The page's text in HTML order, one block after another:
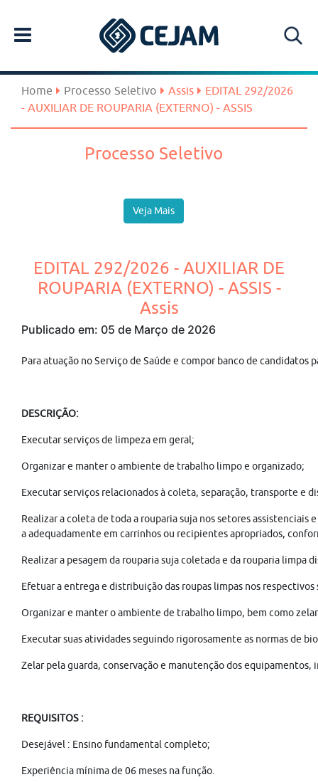
Home Processo Seletivo Assis
EDITAL 292/2026
- AUXILIAR DE ROUPARIA (EXTERNO) - ASSIS
Processo Seletivo
Veja Mais
EDITAL 292/2026 - AUXILIAR DE
ROUPARIA (EXTERNO) - ASSIS -
Assis
Publicado em: 05 de Março de 2026
Para atuação no Serviço de Saúde e compor banco de
DESCRIÇÃO:
Executar serviços de limpeza em geral;
Organizar e manter o ambiente de trabalho limpo e organizado;
Executar serviços relacionados à coleta, separação, transporte
Realizar a coleta de toda a rouparia suja nos setores
a adequadamente em carrinhos ou recipientes apropriados,
Realizar a pesagem da rouparia suja coletada e da rouparia
Efetuar a entrega e distribuição das roupas limpas nos
Organizar e manter o ambiente de trabalho limpo, bem como
Executar suas atividades seguindo rigorosamente as normas de
Zelar pela guarda, conservação e manutenção dos
REQUISITOS :
Desejável : Ensino fundamental completo;
Experiência mínima de 06 meses na função.